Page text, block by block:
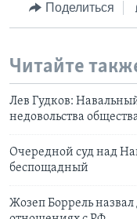
Поделиться
Читайте
Лев Гудков:
недовольства
Очередной суд над
беспощадный
Жозеп Боррель